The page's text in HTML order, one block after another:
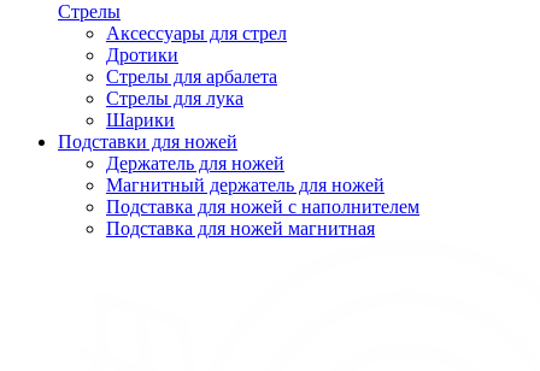
Стрелы
Аксессуары для стрел
Дротики
Стрелы для арбалета
Стрелы для лука
Шарики
Подставки для ножей
Держатель для ножей
Магнитный держатель для ножей
Подставка для ножей с наполнителем
Подставка для ножей магнитная